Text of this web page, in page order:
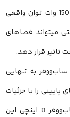
اسپیکر ادیفایر مدل S351DB با تولید مجموعاً 150 وات توان واقعی
میتواند فضاهای
تاثیر قرار دهد.
به تنهایی
را با جزئیات
غنی پخش میکند. بیس تولید شده توسط ساب‌ووفر 8 اینچی این